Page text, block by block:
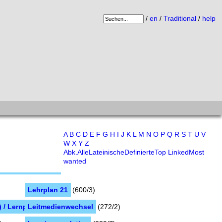
/ en / Traditional/ help
A B C D E F G H I J K L M N O P Q R S T U V
W X Y Z
Abk.AlleLateinischeDefinierteTop LinkedMost
wanted
Lehrplan 21 (600/3)
/ Lernplattform (280/12)
Leitmedienwechsel (272/2)